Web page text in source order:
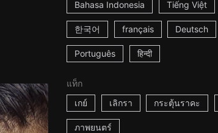
Bahasa Indonesia Tiếng Việt
한국어 français Deutsch
Português हिन्दी
แท็ก
เกย์
เลิกรา กระตุ้นราคะ
ภาพยนตร์